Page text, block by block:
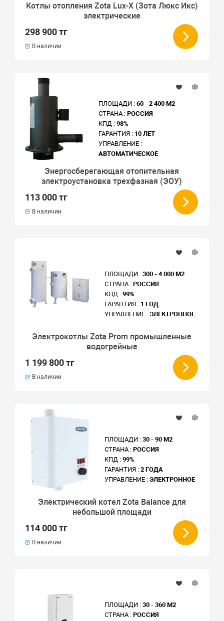
Котлы отопления Zota Lux-X (Зота Люкс Икс)
электрические
298 900 тг
В наличии
ПЛОЩАДИ :60 - 2 400 М2
СТРАНА :РОССИЯ
КПД :98%
ГАРАНТИЯ : 10 ЛЕТ
УПРАВЛЕНИЕ :
АВТОМАТИЧЕСКОЕ
Энергосберегающая отопительная
электроустановка трехфазная (ЭОУ)
113 000 тг
В наличии
ПЛОЩАДИ :300 - 4 000 М2
СТРАНА :РОССИЯ
КПД :99%
ГАРАНТИЯ : 1 ГОД
УПРАВЛЕНИЕ :ЭЛЕКТРОННОЕ
Электрокотлы Zota Prom промышленные
водогрейные
1 199 800 тг
В наличии
ПЛОЩАДИ :30 - 90 М2
СТРАНА :РОССИЯ
КПД :99%
ГАРАНТИЯ :2 ГОДА
УПРАВЛЕНИЕ :ЭЛЕКТРОННОЕ
Электрический котел Zota Balance для
небольшой площади
114 000 тг
В наличии
ПЛОЩАДИ :30 - 360 М2
СТРАНА :РОССИЯ